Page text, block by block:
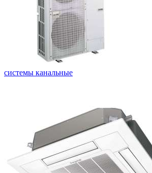
системы канальные